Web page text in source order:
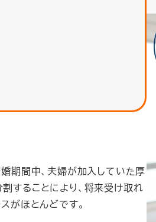
期間中、夫婦が加入していた厚
することにより、将来受け取れ
がほとんどです。